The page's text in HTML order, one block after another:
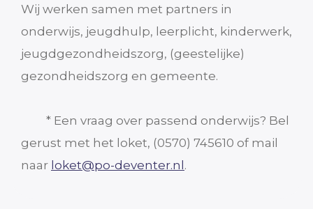
Wij werken samen met partners in
onderwijs, jeugdhulp, leerplicht, kinderwerk,
jeugdgezondheidszorg, (geestelijke)
gezondheidszorg en gemeente.
* Een vraag over passend onderwijs? Bel
gerust met het loket, (0570) 745610 of mail
naar loket@po-deventer.nl.